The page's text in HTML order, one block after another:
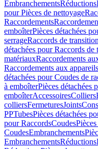
EmbranchementsRéductions
pour Pièces de nettoyage
Raccordements
emboîterPièces détachées
serrageRaccords de
détachées pour Raccords de
matériauxRaccordements
Raccordements aux appareils
détachées pour Coudes de
à emboîterPièces détachées
emboîterAccessoiresColliers
colliersFermeturesJoints
PPTubesPièces détachées
pour RaccordsCoudes
CoudesEmbranchements
EmbranchementsRéductions